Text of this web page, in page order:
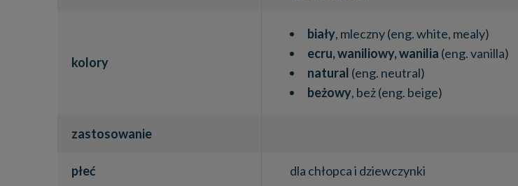
kolory
biały, mleczny (eng. white, mealy)
ecru, waniliowy, wanilia (eng. vanilla)
natural (eng. neutral)
beżowy, beż (eng. beige)
zastosowanie
płeć dla chłopca i dziewczynki